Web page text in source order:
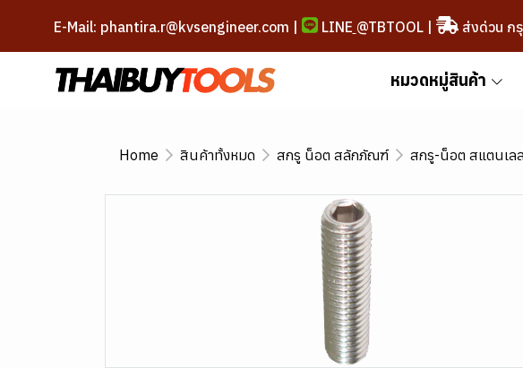
E-Mail: phantira.r@kvsengineer.com | LINE @TBTOOL| ส่งด่วน ก
หมวดหมู่สินค้า
Home สินค้าทั้งหมด สกรู น็อต สลักภัณฑ์ สกรู-น็อต สแตนเล